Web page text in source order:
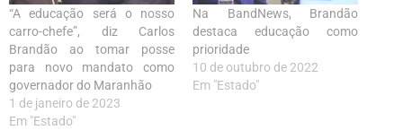
“A educação será o nosso
carro-chefe”, diz Carlos
Brandão ao tomar posse
para novo mandato como
governador do Maranhão
1 de janeiro de 2023
Em "Estado"
Na BandNews, Brandão
destaca educação como
prioridade
10 de outubro de 2022
Em "Estado"